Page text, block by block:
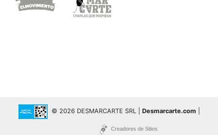
© 2026 DESMARCARTE SRL | Desmarcarte.com
Creadores de Sitios